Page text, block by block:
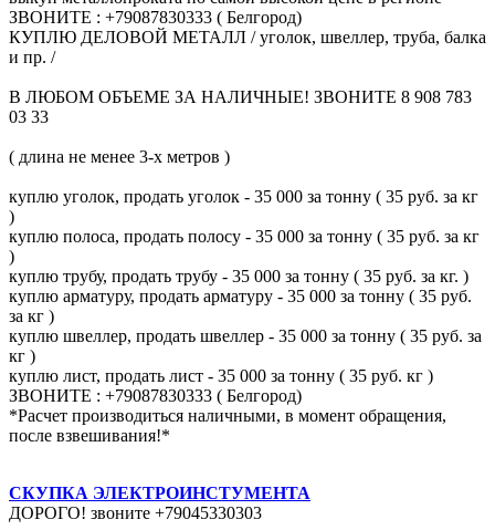
ЗВОНИТЕ : +79087830333 ( Белгород)
КУПЛЮ ДЕЛОВОЙ МЕТАЛЛ / уголок, швеллер, труба, балка
и пр. /
В ЛЮБОМ ОБЪЕМЕ ЗА НАЛИЧНЫЕ! ЗВОНИТЕ 8 908 783
03 33
( длина не менее 3-х метров )
куплю уголок, продать уголок - 35 000 за тонну ( 35 руб. за кг
)
куплю полоса, продать полосу - 35 000 за тонну ( 35 руб. за кг
)
куплю трубу, продать трубу - 35 000 за тонну ( 35 руб. за кг. )
куплю арматуру, продать арматуру - 35 000 за тонну ( 35 руб.
за кг )
куплю швеллер, продать швеллер - 35 000 за тонну ( 35 руб. за
кг )
куплю лист, продать лист - 35 000 за тонну ( 35 руб. кг )
ЗВОНИТЕ : +79087830333 ( Белгород)
*Расчет производиться наличными, в момент обращения,
после взвешивания!*
СКУПКА ЭЛЕКТРОИНСТУМЕНТА
ДОРОГО! звоните +79045330303